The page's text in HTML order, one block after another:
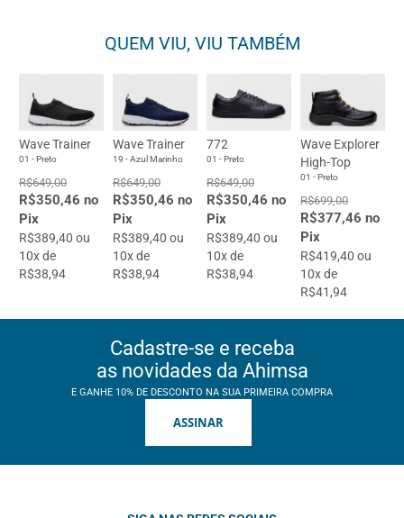
QUEM VIU, VIU TAMBÉM
Wave Trainer
01 - Preto
R$649,00
R$350,46 no
Pix
R$389,40 ou
10x de
R$38,94
Wave Trainer
19 - Azul Marinho
R$649,00
R$350,46 no
Pix
R$389,40 ou
10x de
R$38,94
772
01 - Preto
R$649,00
R$350,46 no
Pix
R$389,40 ou
10x de
R$38,94
Wave Explorer
High-Top
01 - Preto
R$699,00
R$377,46 no
Pix
R$419,40 ou
10x de
R$41,94
Cadastre-se e receba
as novidades da Ahimsa
E GANHE 10% DE DESCONTO NA SUA PRIMEIRA COMPRA
ASSINAR